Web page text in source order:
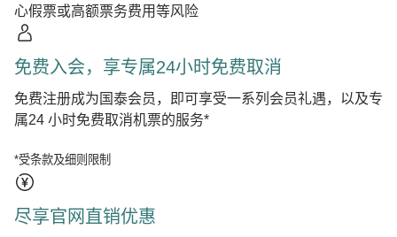
心假票或高额票务费用等风险
免费入会，享专属24小时免费取消
免费注册成为国泰会员，即可享受一系列会员礼遇，以及专
属24 小时免费取消机票的服务*
*受条款及细则限制
尽享官网直销优惠